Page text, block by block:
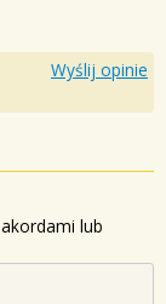
Wyślij opinie
lub